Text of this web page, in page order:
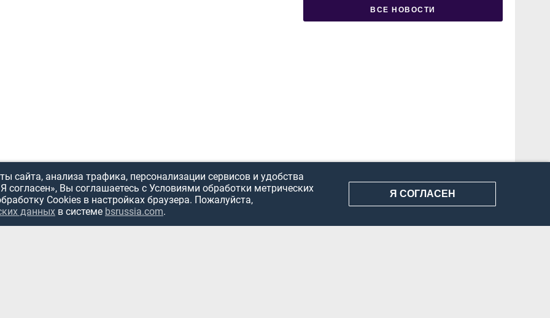
ВСЕ НОВОСТИ
анализа трафика, персонализации сервисов и удобства
согласен», Вы соглашаетесь с Условиями обработки метрических
Cookies в настройках браузера. Пожалуйста,
данных в системе bsrussia.com.
Я СОГЛАСЕН